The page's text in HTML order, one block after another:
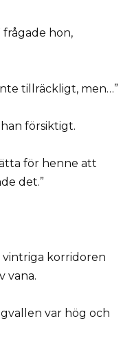
frågade hon,
tillräckligt, men…”
försiktigt.
för henne att
det.”
vintriga korridoren
vana.
var hög och